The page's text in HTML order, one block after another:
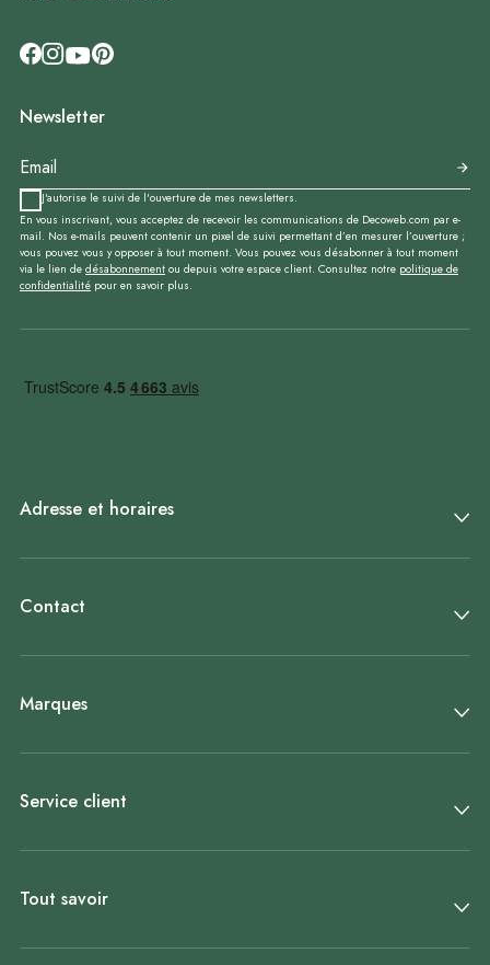
Newsletter
J'autorise le suivi de l'ouverture de mes newsletters.
En vous inscrivant, vous acceptez de recevoir les communications de Decoweb.com par e-
mail. Nos e-mails peuvent contenir un pixel de suivi permettant d’en mesurer l’ouverture ;
vous pouvez vous y opposer à tout moment. Vous pouvez vous désabonner à tout moment
via le lien de désabonnement ou depuis votre espace client. Consultez notre politique de
confidentialité pour en savoir plus.
Adresse et horaires
Contact
Marques
Service client
Tout savoir